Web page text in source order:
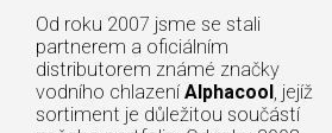
Od roku 2007 jsme se stali
partnerem a oficiálním
distributorem známé značky
vodního chlazení Alphacool, jejíž
sortiment je důležitou součástí